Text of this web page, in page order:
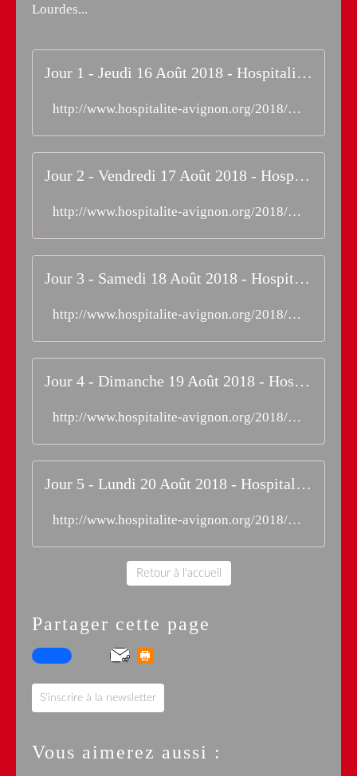
Lourdes...
Jour 1 - Jeudi 16 Août 2018 - Hospitalité d'Avignon
http://www.hospitalite-avignon.org/2018/08/jour-1-jeudi-16-aout-2018.html
Jour 2 - Vendredi 17 Août 2018 - Hospitalité d'Avignon
http://www.hospitalite-avignon.org/2018/08/jour-2-vendredi-17-aout-2018.html
Jour 3 - Samedi 18 Août 2018 - Hospitalité d'Avignon
http://www.hospitalite-avignon.org/2018/08/jour-3-samedi-18-aout-2018.html
Jour 4 - Dimanche 19 Août 2018 - Hospitalité d'Avignon
http://www.hospitalite-avignon.org/2018/08/jour-4-dimanche-19-aout-2018.html
Jour 5 - Lundi 20 Août 2018 - Hospitalité d'Avignon
http://www.hospitalite-avignon.org/2018/08/jour-5-lundi-20-aout-2018.html
Retour à l'accueil
Partager cette page
S'inscrire à la newsletter
Vous aimerez aussi :